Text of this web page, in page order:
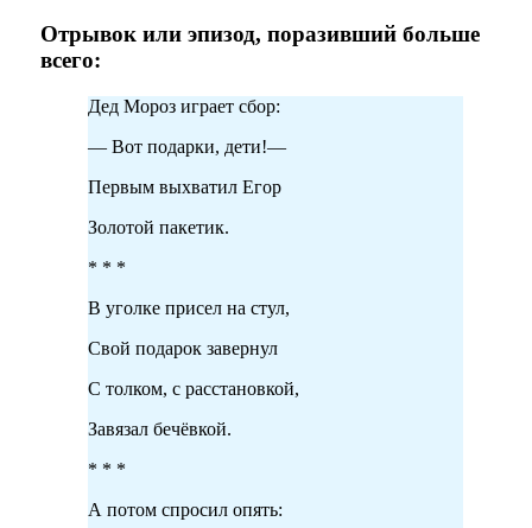
Отрывок или эпизод, поразивший больше
всего:
Дед Мороз играет сбор:
— Вот подарки, дети!—
Первым выхватил Егор
Золотой пакетик.
* * *
В уголке присел на стул,
Свой подарок завернул
С толком, с расстановкой,
Завязал бечёвкой.
* * *
А потом спросил опять: